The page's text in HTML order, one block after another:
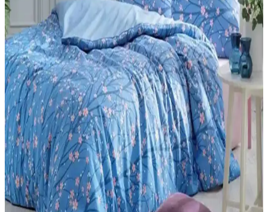
İki popüler 3D kalemi karşılaştırıyoruz. Kullanım kolaylığı,
güvenlik, fiyat ve tasarım özellikleriyle en iyi seçimi yapmanıza
yardımcı oluyoruz.
Palmiye Hobi Sanat ve Tabdiko Sayılarla Boyama
Setleri Karşılaştırması ve Özellikleri
İki popüler sayılarla boyama setinin detaylı karşılaştırması, içerikleri
ve kullanıcı yorumlarıyla en iyi seçimi yapmanızı sağlar.
Çocuklar İçin 208 Parçalık Boyama Seti: Yaratıcılığı
Geliştiren Eğitici Malzeme
Geniş renk ve parça seçeneğiyle çocukların yaratıcılığını artıran
güvenli ve dayanıklı 208 parçalık boyama seti, eğlence ve eğitimi bir
arada sunar.